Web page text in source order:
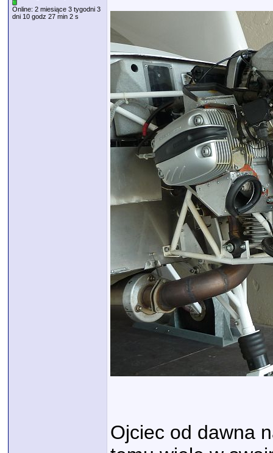
Online: 2 miesiące 3 tygodni 3
dni 10 godz 27 min 2 s
Ojciec od dawna